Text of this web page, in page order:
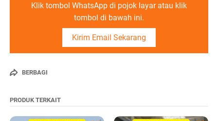
Klik tombol WhatsApp di pojok layar atau klik
tombol di bawah ini.
Kirim Email Sekarang
BERBAGI
PRODUK TERKAIT